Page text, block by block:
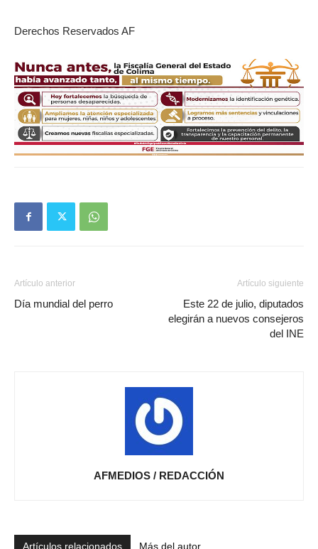
Derechos Reservados AF
Artículo anterior
Día mundial del perro
Artículo siguiente
Este 22 de julio, diputados
elegirán a nuevos consejeros
del INE
AFMEDIOS / REDACCIÓN
Artículos relacionados Más del autor